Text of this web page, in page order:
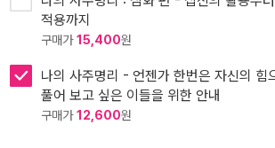
적용까지
구매가15,400원
나의 사주명리 - 언젠가 한번은 자신의 힘
풀어 보고 싶은 이들을 위한 안내
구매가12,600원